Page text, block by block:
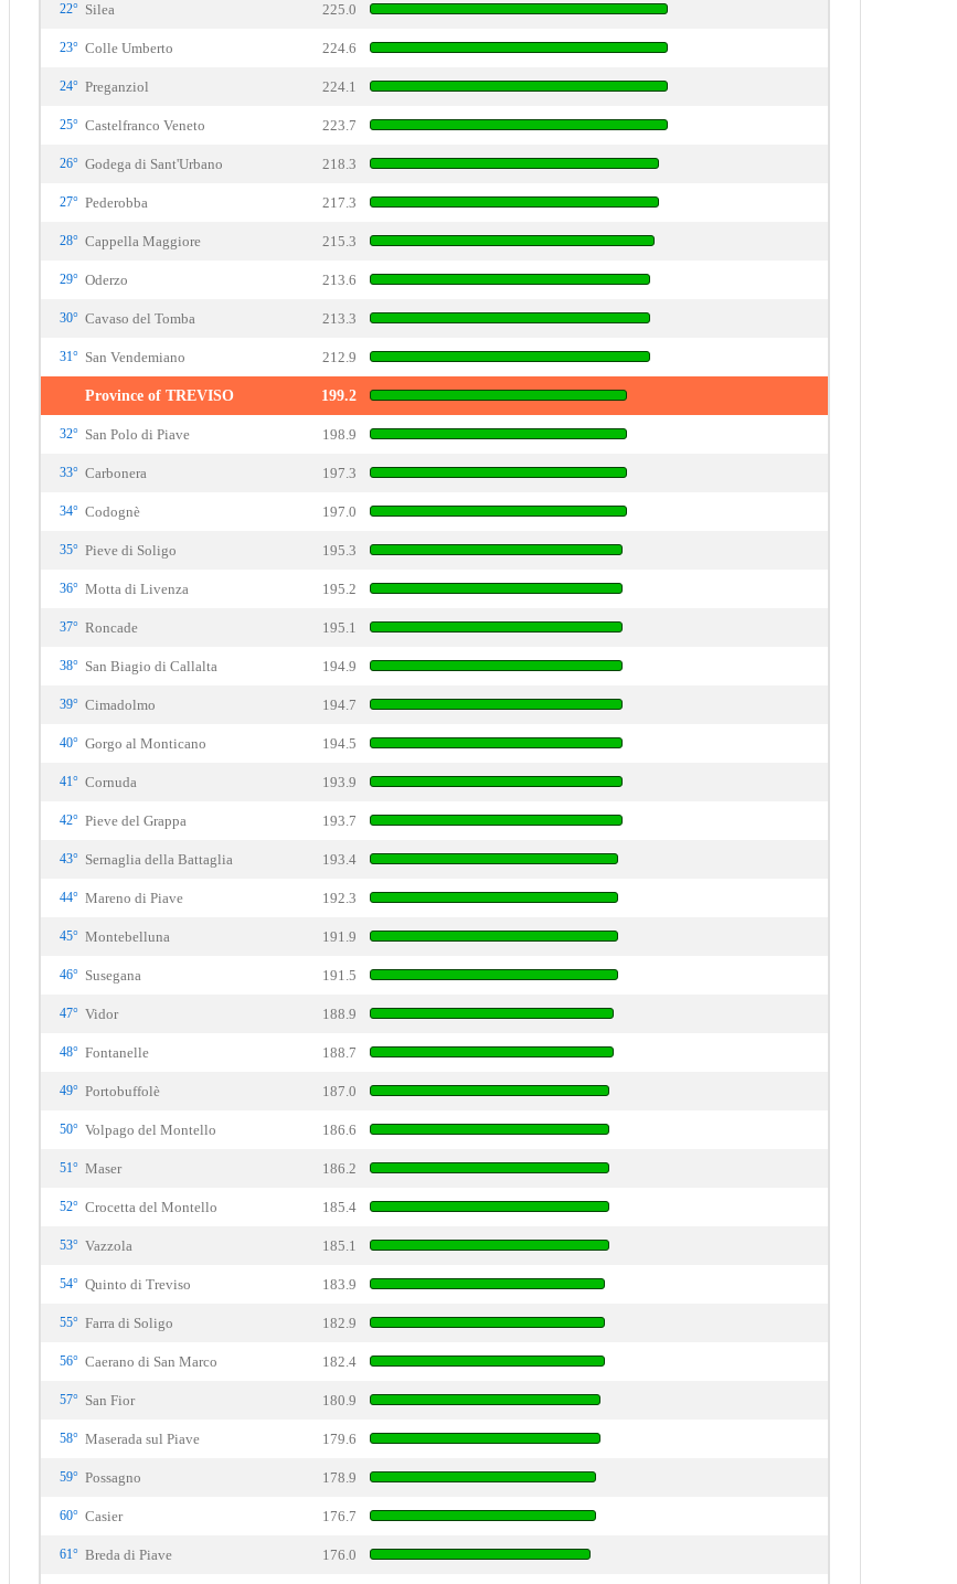
22° Silea 225.0
23° Colle Umberto 224.6
24° Preganziol 224.1
25° Castelfranco Veneto 223.7
26° Godega di Sant'Urbano 218.3
27° Pederobba 217.3
28° Cappella Maggiore 215.3
29° Oderzo 213.6
30° Cavaso del Tomba 213.3
31° San Vendemiano 212.9
Province of TREVISO 199.2
32° San Polo di Piave 198.9
33° Carbonera 197.3
34° Codognè 197.0
35° Pieve di Soligo 195.3
36° Motta di Livenza 195.2
37° Roncade 195.1
38° San Biagio di Callalta 194.9
39° Cimadolmo 194.7
40° Gorgo al Monticano 194.5
41° Cornuda 193.9
42° Pieve del Grappa 193.7
43° Sernaglia della Battaglia 193.4
44° Mareno di Piave 192.3
45° Montebelluna 191.9
46° Susegana 191.5
47° Vidor 188.9
48° Fontanelle 188.7
49° Portobuffolè 187.0
50° Volpago del Montello 186.6
51° Maser 186.2
52° Crocetta del Montello 185.4
53° Vazzola 185.1
54° Quinto di Treviso 183.9
55° Farra di Soligo 182.9
56° Caerano di San Marco 182.4
57° San Fior 180.9
58° Maserada sul Piave 179.6
59° Possagno 178.9
60° Casier 176.7
61° Breda di Piave 176.0